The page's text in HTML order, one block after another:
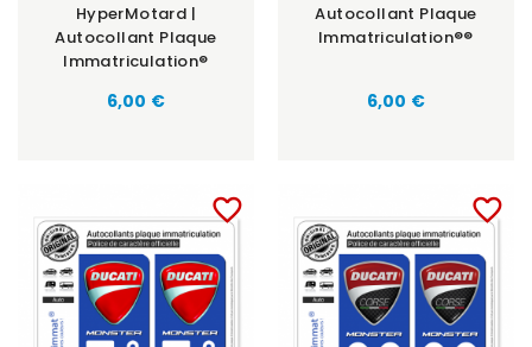
HyperMotard |
Autocollant Plaque
Immatriculation®
6,00 €
Autocollant Plaque
Immatriculation®®
6,00 €
favorite_border favorite_border